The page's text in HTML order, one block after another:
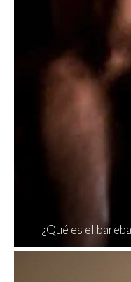
¿Qué es el